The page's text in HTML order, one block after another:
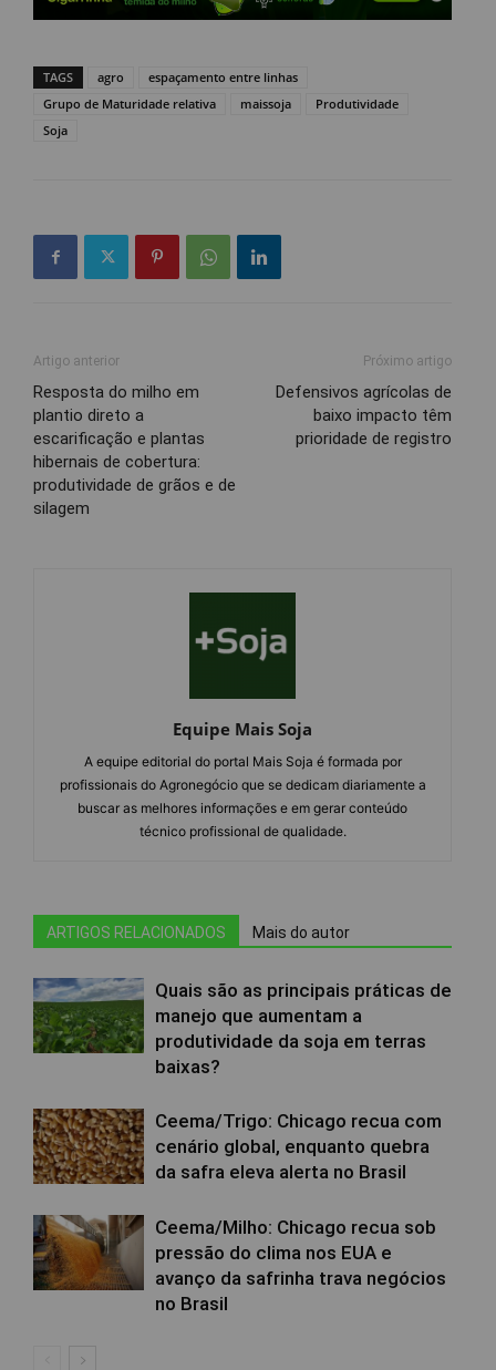
TAGS agro
espaçamento entre linhas
Grupo de Maturidade relativa
maissoja
Produtividade
Soja
Artigo anterior
Resposta do milho em
plantio direto a
escarificação e plantas
hibernais de cobertura:
produtividade de grãos e de
silagem
Próximo artigo
Defensivos agrícolas de
baixo impacto têm
prioridade de registro
Equipe Mais Soja
A equipe editorial do portal Mais Soja é formada por
profissionais do Agronegócio que se dedicam diariamente a
buscar as melhores informações e em gerar conteúdo
técnico profissional de qualidade.
ARTIGOS RELACIONADOS Mais do autor
Quais são as principais práticas de
manejo que aumentam a
produtividade da soja em terras
baixas?
Ceema/Trigo: Chicago recua com
cenário global, enquanto quebra
da safra eleva alerta no Brasil
Ceema/Milho: Chicago recua sob
pressão do clima nos EUA e
avanço da safrinha trava negócios
no Brasil